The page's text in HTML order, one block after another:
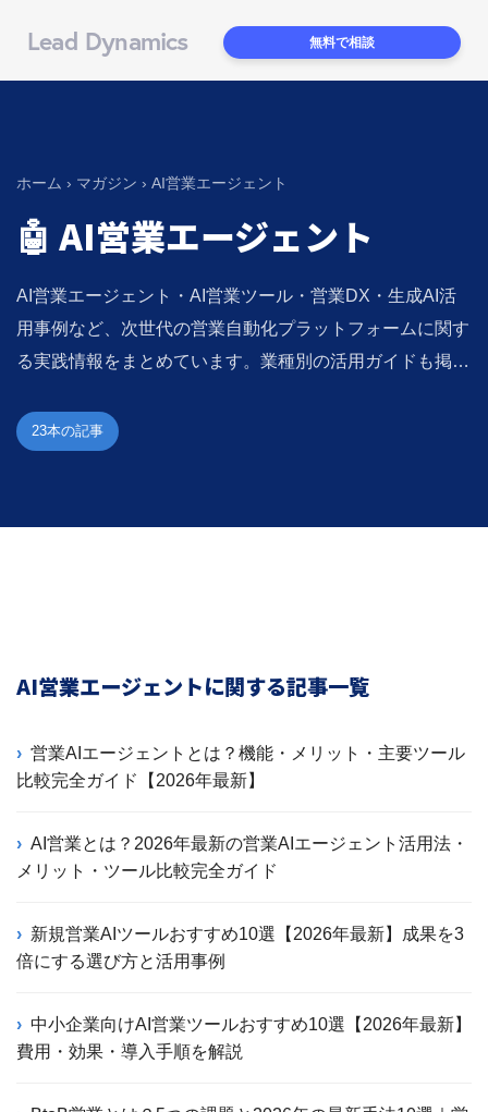
Lead Dynamics 無料で相談
ホーム › マガジン › AI営業エージェント
🤖 AI営業エージェント
AI営業エージェント・AI営業ツール・営業DX・生成AI活
用事例など、次世代の営業自動化プラットフォームに関す
る実践情報をまとめています。業種別の活用ガイドも掲…
23本の記事
AI営業エージェントに関する記事一覧
営業AIエージェントとは？機能・メリット・主要ツール
比較完全ガイド【2026年最新】
AI営業とは？2026年最新の営業AIエージェント活用法・
メリット・ツール比較完全ガイド
新規営業AIツールおすすめ10選【2026年最新】成果を3
倍にする選び方と活用事例
中小企業向けAI営業ツールおすすめ10選【2026年最新】
費用・効果・導入手順を解説